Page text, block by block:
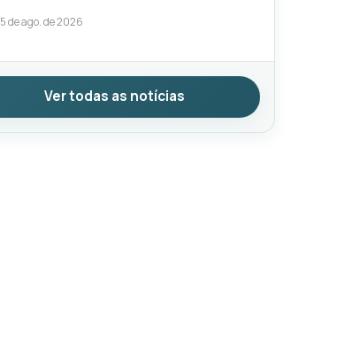
5 de ago. de 2026
Ver todas as notícias